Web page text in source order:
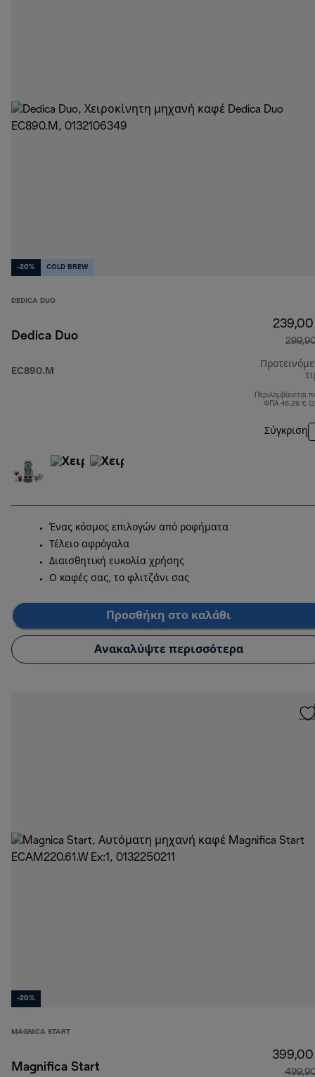
-20% COLD BREW
DEDICA DUO
Dedica Duo
EC890.M
Περιλαμβάνεται
ΦΠΑ 46,26 €
Σύγκριση
Ένας κόσμος επιλογών από ροφήματα
Τέλειο αφρόγαλα
Διαισθητική ευκολία χρήσης
Ο καφές σας, το φλιτζάνι σας
Προσθήκη στο καλάθι
Ανακαλύψτε περισσότερα
-20%
MAGNICA START
Magnifica Start